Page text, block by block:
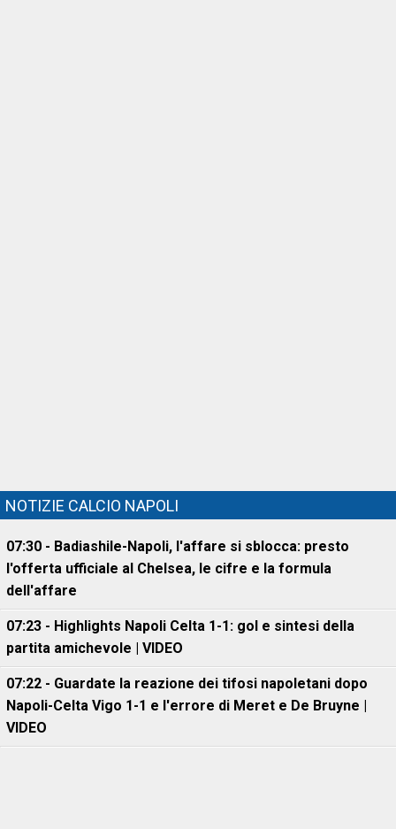
NOTIZIE CALCIO NAPOLI
07:30 - Badiashile-Napoli, l'affare si sblocca: presto
l'offerta ufficiale al Chelsea, le cifre e la formula
dell'affare
07:23 - Highlights Napoli Celta 1-1: gol e sintesi della
partita amichevole | VIDEO
07:22 - Guardate la reazione dei tifosi napoletani dopo
Napoli-Celta Vigo 1-1 e l'errore di Meret e De Bruyne |
VIDEO